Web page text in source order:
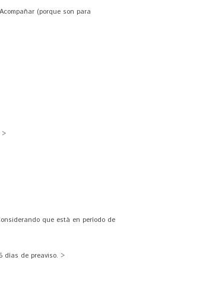
(porque son para
>
que está en período de
días de preaviso. >